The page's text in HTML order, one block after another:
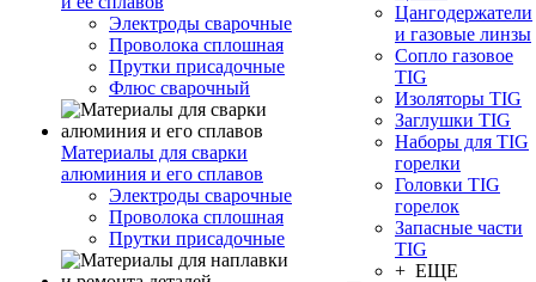
Электроды сварочные
Проволока сплошная
Прутки присадочные
Флюс сварочный
Материалы для сварки
алюминия и его сплавов
Электроды сварочные
Проволока сплошная
Прутки присадочные
Цангодержатели
и газовые линзы
Сопло газовое
TIG
Изоляторы TIG
Заглушки TIG
Наборы для TIG
горелки
Головки TIG
горелок
Запасные части
TIG
+ ЕЩЕ